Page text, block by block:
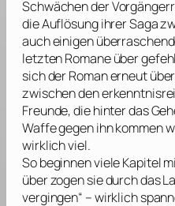
Schwächen der
die Auflösung ihrer Saga
auch einigen
letzten Romane über
sich der Roman erneut
zwischen den
Freunde, die hinter das
Waffe gegen ihn kommen
wirklich viel.
So beginnen viele Kapitel
über zogen sie durch das
vergingen“ – wirklich